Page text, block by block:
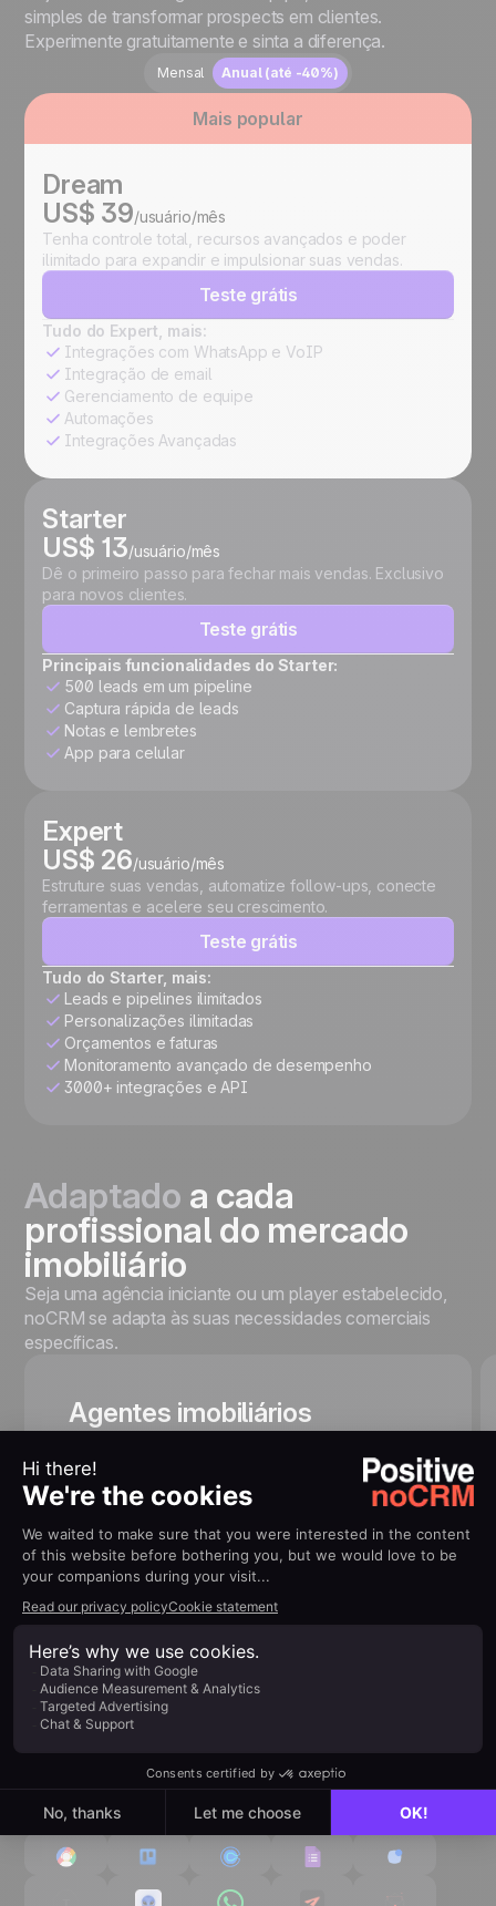
simples de transformar prospects em clientes.
Experimente gratuitamente e sinta a diferença.
Mensal Anual (até -40%)
Starter
US$ 13/usuário/mês
Dê o primeiro passo para fechar mais vendas. Exclusivo
para novos clientes.
Teste grátis
Principais funcionalidades do Starter:
500 leads em um pipeline
Captura rápida de leads
Notas e lembretes
App para celular
Expert
US$ 26/usuário/mês
Estruture suas vendas, automatize follow-ups, conecte
ferramentas e acelere seu crescimento.
Teste grátis
Tudo do Starter, mais:
Leads e pipelines ilimitados
Personalizações ilimitadas
Orçamentos e faturas
Monitoramento avançado de desempenho
3000+ integrações e API
Mais popular
Dream
US$ 39/usuário/mês
Tenha controle total, recursos avançados e poder
ilimitado para expandir e impulsionar suas vendas.
Teste grátis
Tudo do Expert, mais:
Integrações com WhatsApp e VoIP
Integração de email
Gerenciamento de equipe
Automações
Integrações Avançadas
Adaptado a cada
profissional do mercado
imobiliário
Seja uma agência iniciante ou um player estabelecido,
noCRM se adapta às suas necessidades comerciais
específicas.
Agentes imobiliários
100% conectado ao seu
ecossistema
Conecte facilmente suas ferramentas do dia a dia para
aumentar sua produtividade sem complicação.